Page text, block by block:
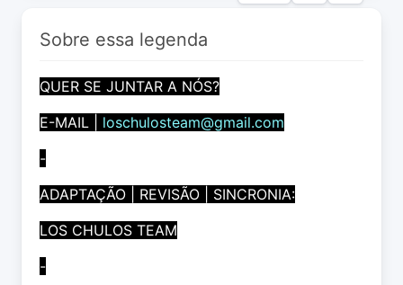
Sobre essa legenda
QUER SE JUNTAR A NÓS?
E-MAIL | loschulosteam@gmail.com
-
ADAPTAÇÃO | REVISÃO | SINCRONIA:
LOS CHULOS TEAM
-